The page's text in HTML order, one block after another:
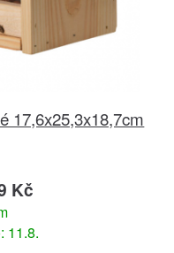
17,6x25,3x18,7cm
Kč
11.8.